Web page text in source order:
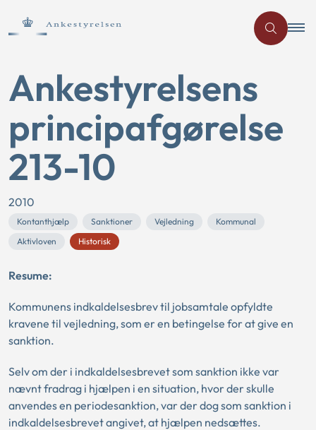
Ankestyrelsens
principafgørelse
213-10
2010
Kontanthjælp Sanktioner Vejledning
Kommunal
Aktivloven
Historisk
Resume:
Kommunens indkaldelsesbrev til jobsamtale opfyldte
kravene til vejledning, som er en betingelse for at give en
sanktion.
Selv om der i indkaldelsesbrevet som sanktion ikke var
nævnt fradrag i hjælpen i en situation, hvor der skulle
anvendes en periodesanktion, var der dog som sanktion i
indkaldelsesbrevet angivet, at hjælpen nedsættes.